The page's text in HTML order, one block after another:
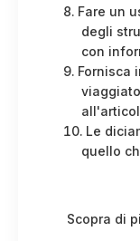
Fare un
degli
con
Fornisca
Le
quello
Scopra di